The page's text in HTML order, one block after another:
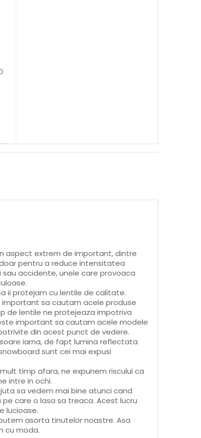
aspect extrem de important, dintre
pentru a reduce intensitatea
accidente, unele care provoaca
ii protejam cu lentile de calitate.
sa cautam acele produse
de lentile ne protejeaza impotriva
important sa cautam acele modele
din acest punct de vedere.
iarna, de fapt lumina reflectata
sunt cei mai expusi
timp afara, ne expunem riscului ca
intre in ochi.
sa vedem mai bine atunci cand
care o lasa sa treaca. Acest lucru
lucioase.
asorta tinutelor noastre. Asa
cu moda.